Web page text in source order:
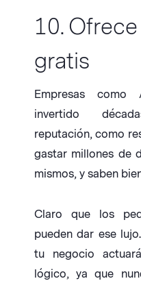
10.
gratis
Empresas
invertido
reputación, como
gastar millones de
mismos, y saben
Claro que los
pueden dar ese
tu negocio
lógico, ya que